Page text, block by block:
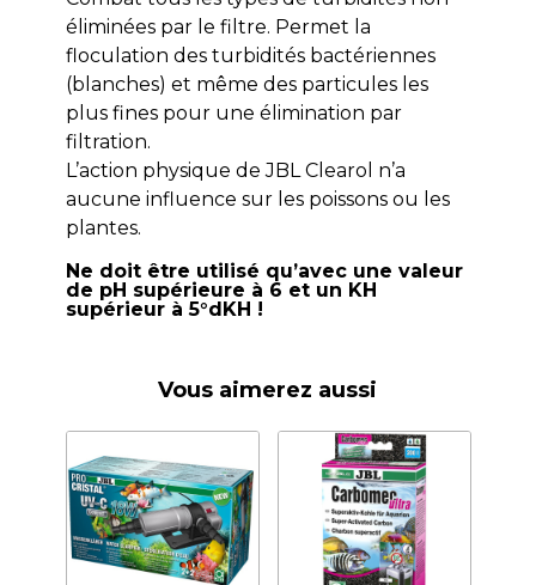
éliminées par le filtre. Permet la
floculation des turbidités bactériennes
(blanches) et même des particules les
plus fines pour une élimination par
filtration.
L’action physique de JBL Clearol n’a
aucune influence sur les poissons ou les
plantes.
Ne doit être utilisé qu’avec une valeur
de pH supérieure à 6 et un KH
supérieur à 5°dKH !
Vous aimerez aussi